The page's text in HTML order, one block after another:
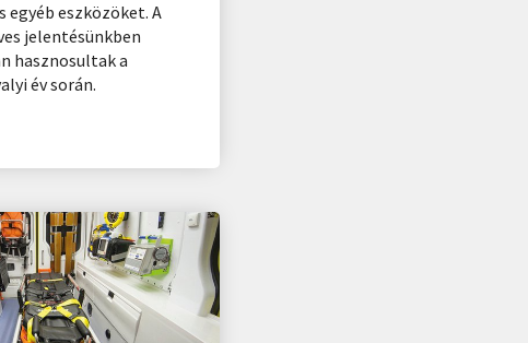
egyéb eszközöket. A
jelentésünkben
hasznosultak a
év során.